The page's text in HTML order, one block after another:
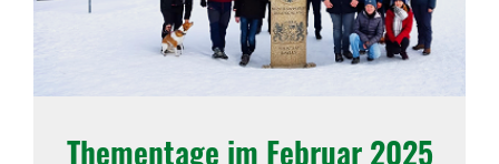
Thementage im Februar 2025